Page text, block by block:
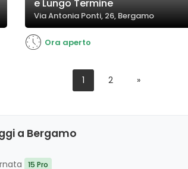
e Lungo Termine
Via Antonia Ponti, 26, Bergamo
Ora aperto
1 2 »
a Bergamo
15 Pro